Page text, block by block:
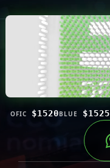
OFIC $1520BLUE $1525